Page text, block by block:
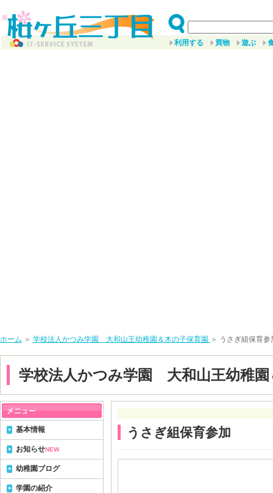
利用する 買物 遊ぶ
ホーム ＞ 学校法人かつみ学園 大和山王幼稚園＆木の子保育園 ＞ うさぎ組保育参
学校法人かつみ学園 大和山王幼稚園
うさぎ組保育参加
基本情報
お知らせNEW
幼稚園ブログ
学園の紹介